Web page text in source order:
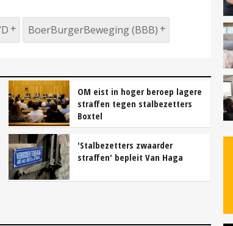
BoerBurgerBeweging (BBB)
OM eist in hoger beroep lagere
straffen tegen stalbezetters
Boxtel
'Stalbezetters zwaarder
straffen' bepleit Van Haga